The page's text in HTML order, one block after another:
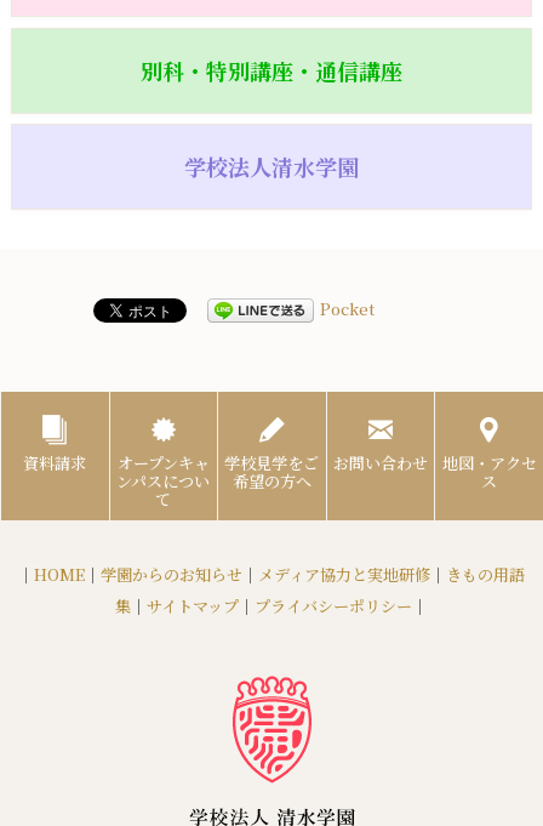
別科・特別講座・通信講座
学校法人清水学園
Pocket
資料請求 オープンキャ
ンパスについ
て
学校見学をご
希望の方へ
お問い合わせ 地図・アクセ
ス
｜ HOME ｜ 学園からのお知らせ ｜ メディア協力と実地研修 ｜ きもの用語
集 ｜ サイトマップ ｜ プライバシーポリシー ｜